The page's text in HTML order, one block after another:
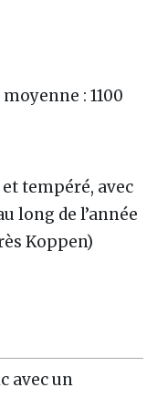
: 1100
tempéré, avec
long de l’année
Koppen)
avec un